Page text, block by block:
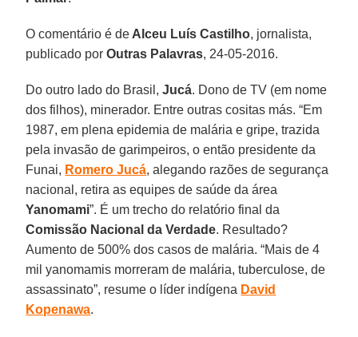
O comentário é de Alceu Luís Castilho, jornalista,
publicado porOutras Palavras, 24-05-2016.
Do outro lado do Brasil,Jucá. Dono de TV (em nome
dos filhos), minerador. Entre outras cositas más. “Em
1987, em plena epidemia de malária e gripe, trazida
pela invasão de garimpeiros, o então presidente da
Funai, Romero Jucá, alegando razões de segurança
nacional, retira as equipes de saúde da área
Yanomami”. É um trecho do relatório final da
Comissão Nacional da Verdade. Resultado?
Aumento de 500% dos casos de malária. “Mais de 4
mil yanomamis morreram de malária, tuberculose, de
assassinato”, resume o líder indígena David
Kopenawa.